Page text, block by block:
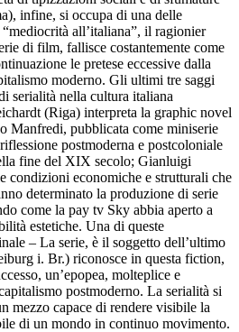
infine, si occupa di una delle
all’italiana”, il ragionier
di film, fallisce costantemente come
le pretese eccessive dalla
moderno. Gli ultimi tre saggi
serialità nella cultura italiana
(Riga) interpreta la graphic novel
Manfredi, pubblicata come miniserie
postmoderna e postcoloniale
fine del XIX secolo; Gianluigi
condizioni economiche e strutturali che
determinato la produzione di serie
come la pay tv Sky abbia aperto a
estetiche. Una di queste
– La serie, è il soggetto dell’ultimo
i. Br.) riconosce in questa fiction,
un’epopea, molteplice e
postmoderno. La serialità si
mezzo capace di rendere visibile la
di un mondo in continuo movimento.